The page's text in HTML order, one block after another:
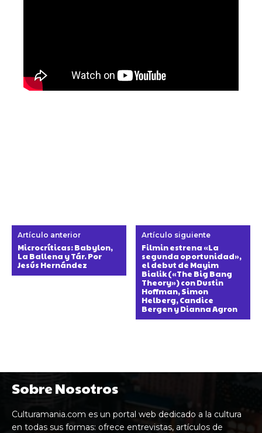
Artículo anterior
Microcríticas: Babylon,
La Ballena y Tár. Por
Jesús Hernández
Artículo siguiente
Filmin estrena «La
segunda oportunidad»,
el debut de Mayim
Bialik («The Big Bang
Theory») con Dustin
Hoffman, Simon
Helberg, Candice
Bergen y Dianna Agron
Sobre Nosotros
Culturamania.com es un portal web dedicado a la cultura
en todas sus formas: ofrece entrevistas, artículos de